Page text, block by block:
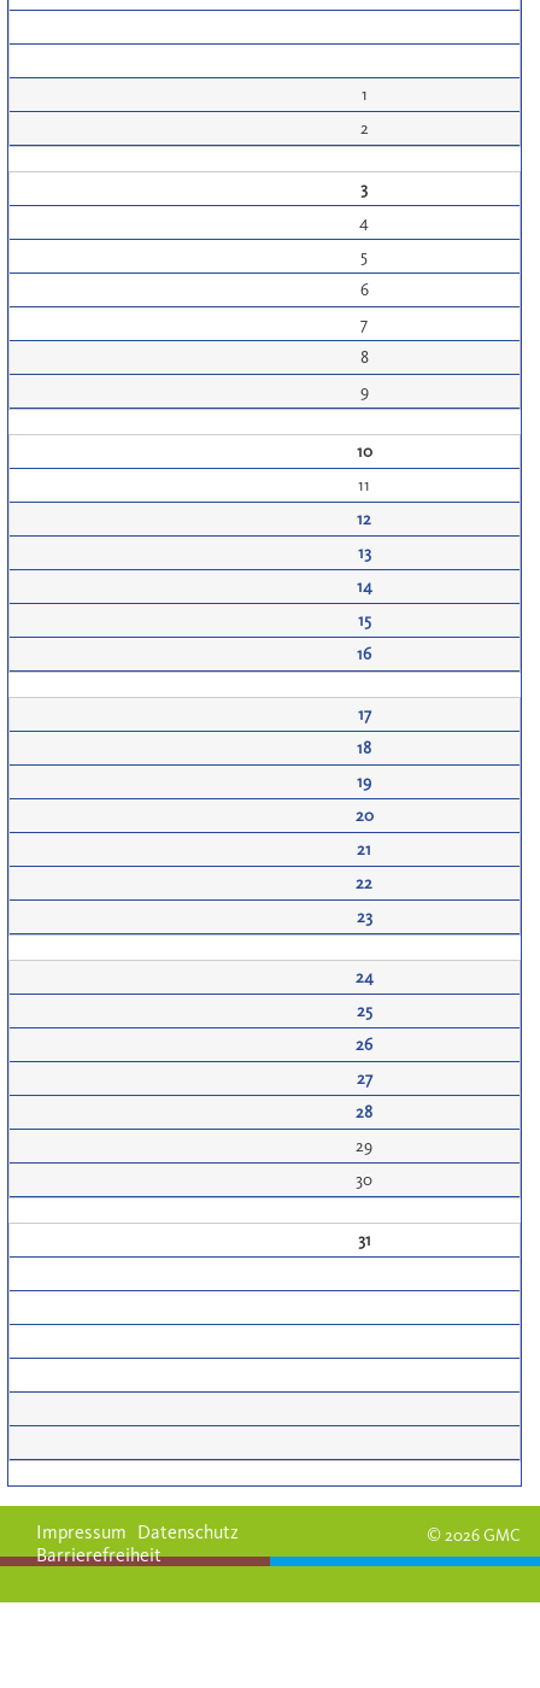
1
2
3
4
5
6
7
8
9
10
11
12
13
14
15
16
17
18
19
20
21
22
23
24
25
26
27
28
29
30
31
© 2026 GMC
Impressum Datenschutz
Barrierefreiheit